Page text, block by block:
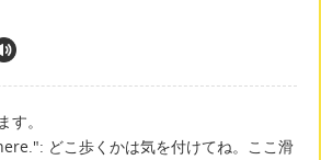
。
どこ歩くかは気を付けてね。ここ滑